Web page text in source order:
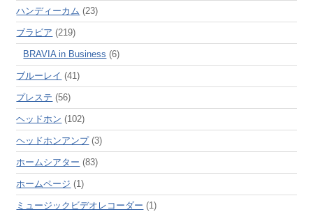
ハンディーカム (23)
ブラビア (219)
BRAVIA in Business (6)
ブルーレイ (41)
プレステ (56)
ヘッドホン (102)
ヘッドホンアンプ(3)
ホームシアター (83)
ホームページ (1)
ミュージックビデオレコーダー (1)